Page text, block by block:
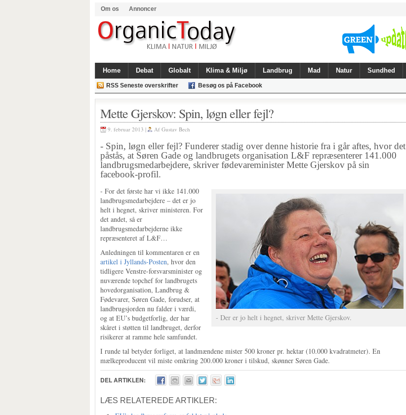
Om os Annoncer
Home Debat Globalt Klima & Miljø Landbrug Mad Natur Sundhed
RSS Seneste overskrifter Besøg os på Facebook
Mette Gjerskov: Spin, løgn eller fejl?
9. februar 2013 | Af Gustav Bech
- Spin, løgn eller fejl? Funderer stadig over denne historie fra i går aftes, hvor det
påstås, at Søren Gade og landbrugets organisation L&F repræsenterer 141.000
landbrugsmedarbejdere, skriver fødevareminister Mette Gjerskov på sin
facebook-profil.
- Der er jo helt i hegnet, skriver Mette Gjerskov.
- For det første har vi ikke 141.000
landbrugsmedarbejdere – det er jo
helt i hegnet, skriver ministeren. For
det andet, så er
landbrugsmedarbejderne ikke
repræsenteret af L&F…
Anledningen til kommentaren er en
artikel i Jyllands-Posten, hvor den
tidligere Venstre-forsvarsminister og
nuværende topchef for landbrugets
hovedorganisation, Landbrug &
Fødevarer, Søren Gade, forudser, at
landbrugsjorden nu falder i værdi,
og at EU’s budgetforlig, der har
skåret i støtten til landbruget, derfor
risikerer at ramme hele samfundet.
I runde tal betyder forliget, at landmændene mister 500 kroner pr. hektar (10.000 kvadratmeter). En
mælkeproducent vil miste omkring 200.000 kroner i tilskud, skønner Søren Gade.
DEL ARTIKLEN:
LÆS RELATEREDE ARTIKLER: